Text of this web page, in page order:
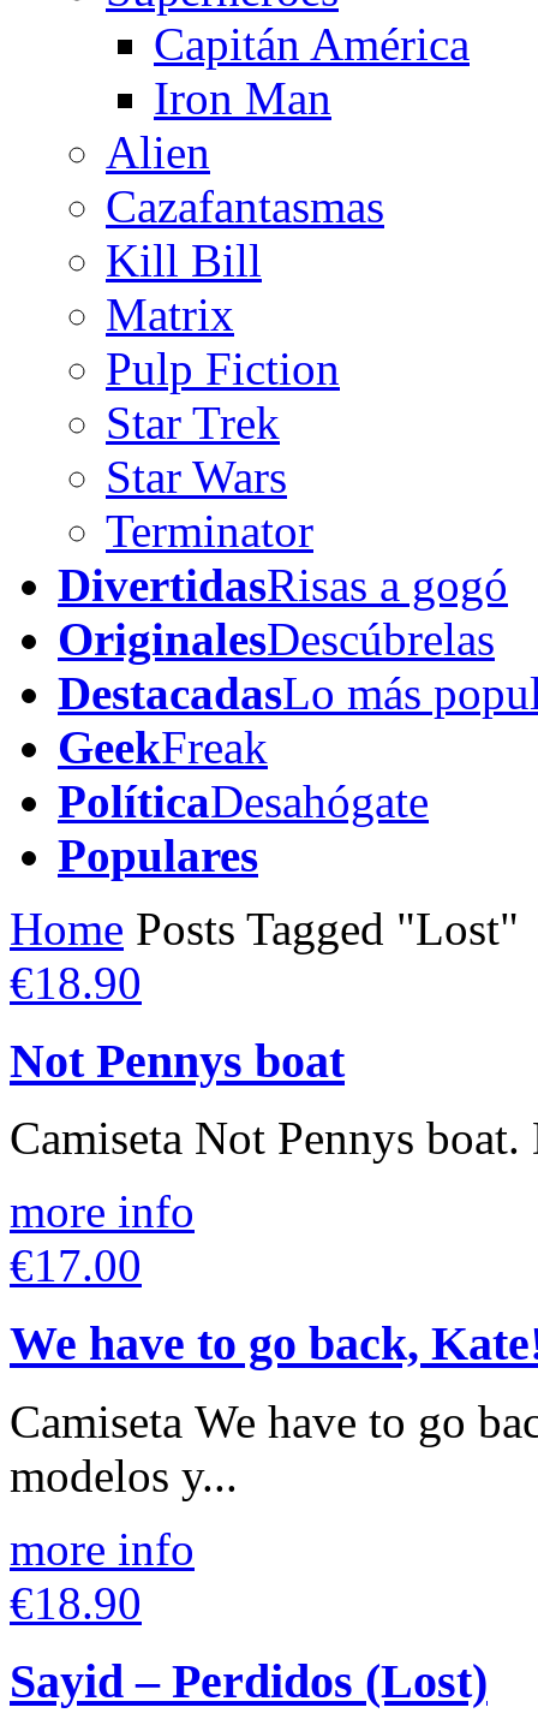
Capitán América
Iron Man
Alien
Cazafantasmas
Kill Bill
Matrix
Pulp Fiction
Star Trek
Star Wars
Terminator
DivertidasRisas a gogó
OriginalesDescúbrelas
DestacadasLo más
GeekFreak
PolíticaDesahógate
Populares
Home Posts Tagged "Lost"
€18.90
Not Pennys boat
Camiseta Not Pennys
more info
€17.00
We have to go back,
Camiseta We have to go
modelos y...
more info
€18.90
Sayid – Perdidos (Lost)